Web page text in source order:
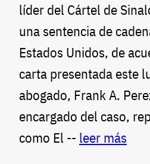
líder del Cártel de
una sentencia de
Estados Unidos, de
carta presentada este
abogado, Frank A.
encargado del caso,
como El -- leer más